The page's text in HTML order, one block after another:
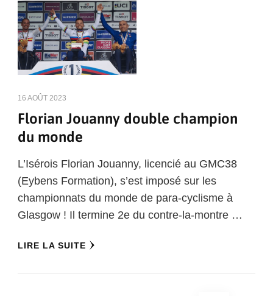
16 AOÛT 2023
Florian Jouanny double champion
du monde
L’Isérois Florian Jouanny, licencié au GMC38
(Eybens Formation), s’est imposé sur les
championnats du monde de para-cyclisme à
Glasgow ! Il termine 2e du contre-la-montre …
LIRE LA SUITE